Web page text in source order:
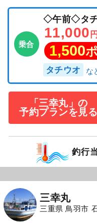
乗合
◇午前◇タチ
11,000
1,500
タチウオ
「三幸丸」の
予約プランを見る
釣行
三幸丸
三重県 鳥羽市